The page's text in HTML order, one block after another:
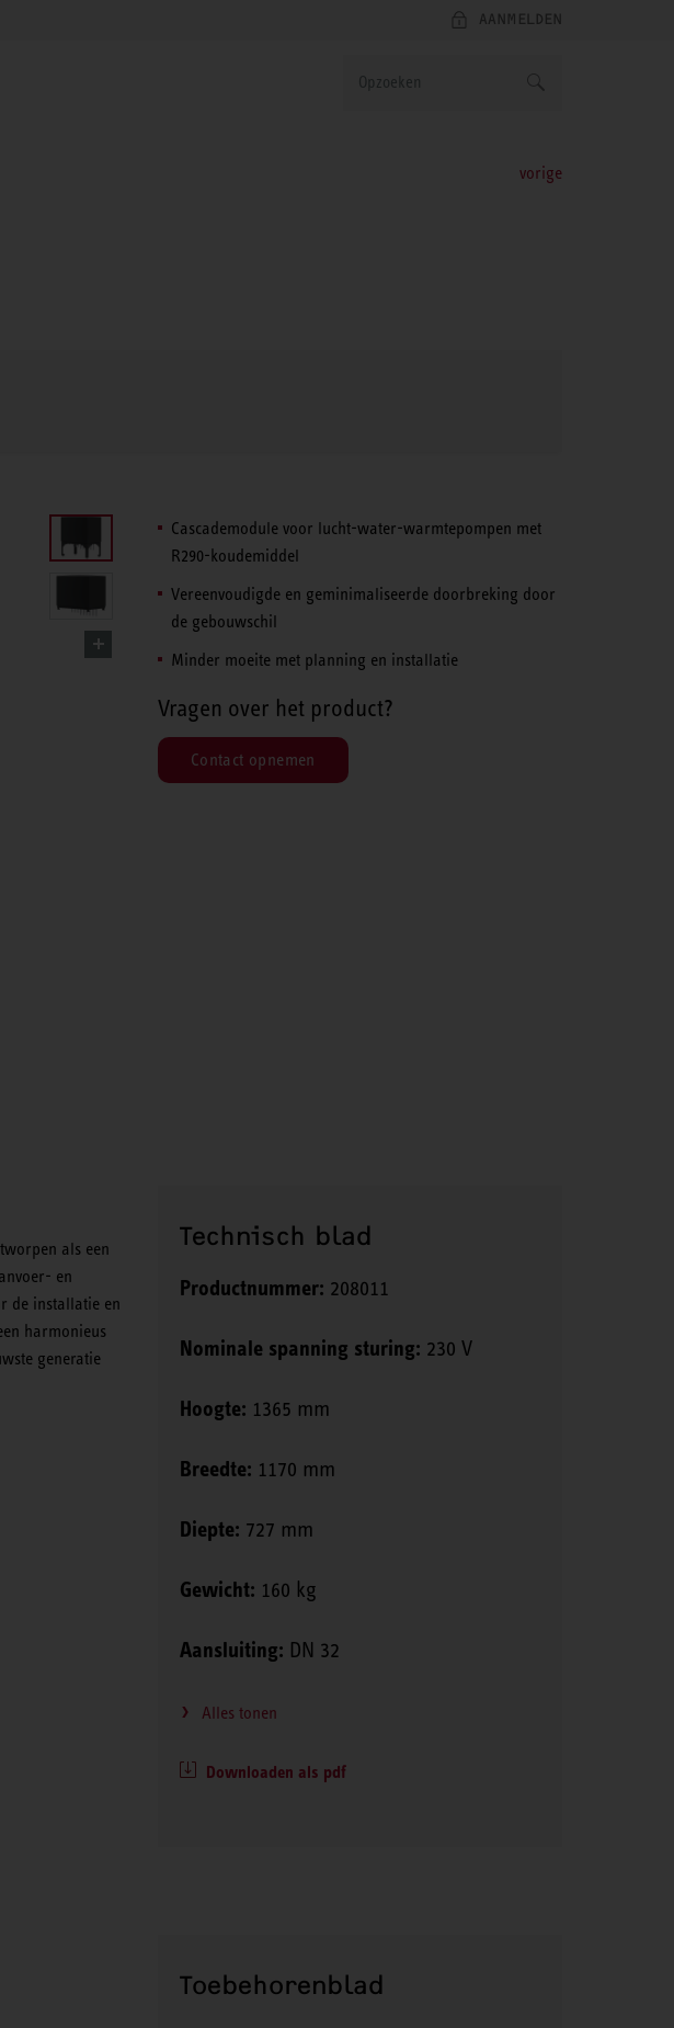
AANMELDEN
vorige
Cascademodule voor lucht-water-warmtepompen met
R290-koudemiddel
Vereenvoudigde en geminimaliseerde doorbreking door
de gebouwschil
Minder moeite met planning en installatie
Vragen over het product?
Contact opnemen
als een
en
de installatie en
harmonieus
generatie
Technisch blad
Productnummer: 208011
Nominale spanning sturing: 230 V
Hoogte: 1365 mm
Breedte: 1170 mm
Diepte: 727 mm
Gewicht: 160 kg
Aansluiting: DN 32
Alles tonen
Downloaden als pdf
Toebehorenblad